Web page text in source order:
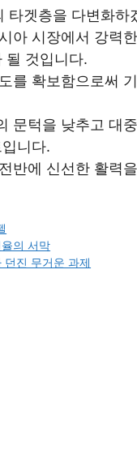
겟층을 다변화하
아 시장에서 강력
될 것입니다.
를 확보함으로써
문턱을 낮추고 대
니다.
반에 신선한 활력
의 서막
던진 무거운 과제